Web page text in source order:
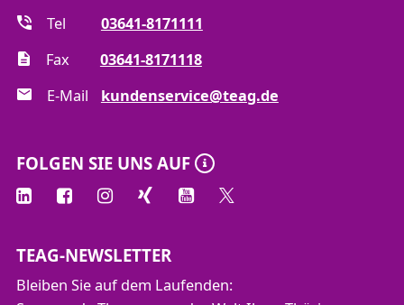
Tel
03641-8171111
Fax
03641-8171118
E-Mail
kundenservice@teag.de
FOLGEN SIE UNS AUF
TEAG-NEWSLETTER
Bleiben Sie auf dem Laufenden: